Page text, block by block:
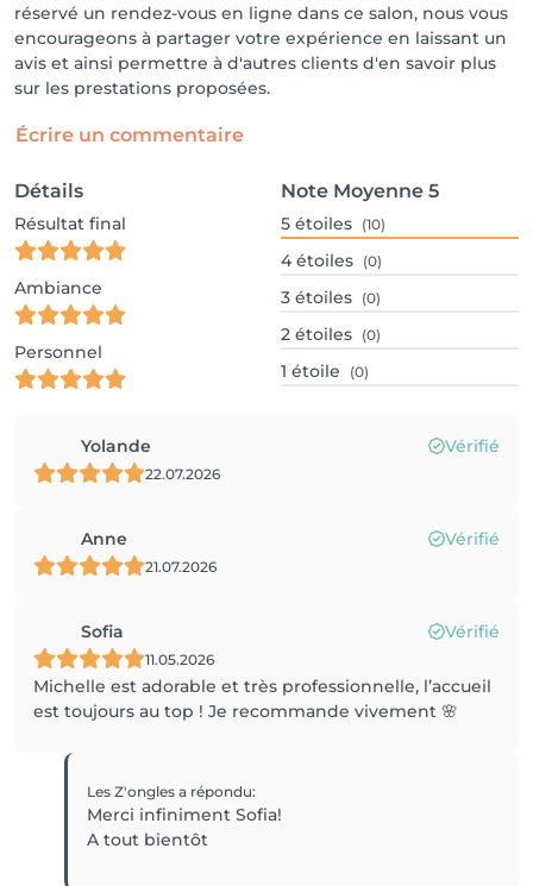
réservé un rendez-vous en ligne dans ce salon, nous vous
encourageons à partager votre expérience en laissant un
avis et ainsi permettre à d'autres clients d'en savoir plus
sur les prestations proposées.
Écrire un commentaire
Détails
Résultat final
Ambiance
Personnel
Note Moyenne 5
5 étoiles (10)
4 étoiles (0)
3 étoiles (0)
2 étoiles (0)
1 étoile (0)
Yolande Vérifié
22.07.2026
Anne Vérifié
21.07.2026
Sofia Vérifié
11.05.2026
Michelle est adorable et très professionnelle, l’accueil
est toujours au top ! Je recommande vivement 🌸
Les Z'onglesa répondu:
Merci infiniment Sofia!
A tout bientôt